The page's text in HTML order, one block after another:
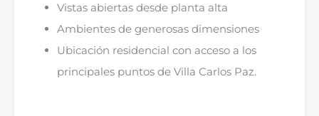
Vistas abiertas desde planta alta
Ambientes de generosas dimensiones
Ubicación residencial con acceso a los
principales puntos de Villa Carlos Paz.